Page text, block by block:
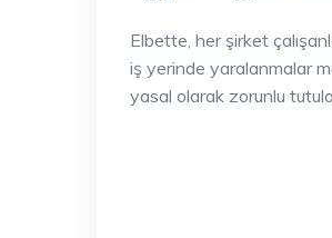
Elbette, her şirket
iş yerinde yaralanmalar
yasal olarak zorunlu